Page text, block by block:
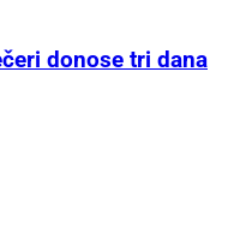
donose tri dana